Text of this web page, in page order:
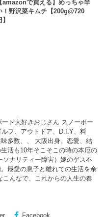
amazonで買える】めっちゃ辛
！野沢菜キムチ【200g@720
】
ド大好きおじさん スノーボー
ルフ、アウトドア、D.I.Y、料
多数、、 大阪出身。恋愛、結
活も10年そこそこの時の本厄の
ナリティー障害）嫁のゲス不
最愛の息子と離れての生活を余
んなで、これからの人生の春
Facebook